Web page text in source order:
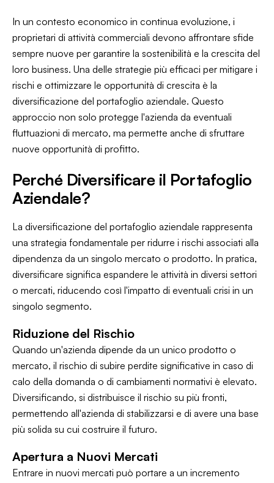
In un contesto economico in continua evoluzione, i
proprietari di attività commerciali devono affrontare sfide
sempre nuove per garantire la sostenibilità e la crescita del
loro business. Una delle strategie più efficaci per mitigare i
rischi e ottimizzare le opportunità di crescita è la
diversificazione del portafoglio aziendale. Questo
approccio non solo protegge l'azienda da eventuali
fluttuazioni di mercato, ma permette anche di sfruttare
nuove opportunità di profitto.
Perché Diversificare il Portafoglio
Aziendale?
La diversificazione del portafoglio aziendale rappresenta
una strategia fondamentale per ridurre i rischi associati alla
dipendenza da un singolo mercato o prodotto. In pratica,
diversificare significa espandere le attività in diversi settori
o mercati, riducendo così l'impatto di eventuali crisi in un
singolo segmento.
Riduzione del Rischio
Quando un'azienda dipende da un unico prodotto o
mercato, il rischio di subire perdite significative in caso di
calo della domanda o di cambiamenti normativi è elevato.
Diversificando, si distribuisce il rischio su più fronti,
permettendo all'azienda di stabilizzarsi e di avere una base
più solida su cui costruire il futuro.
Apertura a Nuovi Mercati
Entrare in nuovi mercati può portare a un incremento